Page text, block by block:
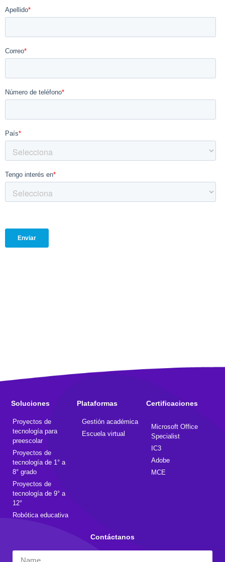
Soluciones
Proyectos de
tecnología para
preescolar
Proyectos de
tecnología de 1° a
8° grado
Proyectos de
tecnología de 9° a
12°
Robótica educativa
Plataformas
Gestión académica
Escuela virtual
Certificaciones
Microsoft Office
Specialist
IC3
Adobe
MCE
Contáctanos